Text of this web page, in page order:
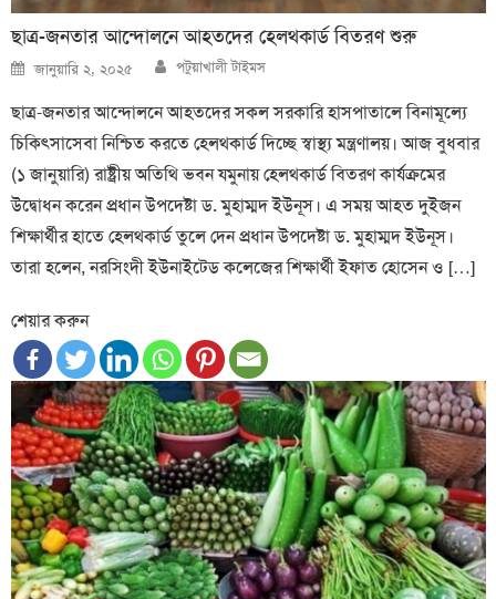
ছাত্র-জনতার আন্দোলনে আহতদের হেলথকার্ড বিতরণ শুরু
Posted
on
জানুয়ারি ২, ২০২৫ Author
পটুয়াখালী টাইমস
ছাত্র-জনতার আন্দোলনে আহতদের সকল সরকারি হাসপাতালে বিনামূল্যে
চিকিৎসাসেবা নিশ্চিত করতে হেলথকার্ড দিচ্ছে স্বাস্থ্য মন্ত্রণালয়। আজ বুধবার
(১ জানুয়ারি) রাষ্ট্রীয় অতিথি ভবন যমুনায় হেলথকার্ড বিতরণ কার্যক্রমের
উদ্বোধন করেন প্রধান উপদেষ্টা ড. মুহাম্মদ ইউনূস। এ সময় আহত দুইজন
শিক্ষার্থীর হাতে হেলথকার্ড তুলে দেন প্রধান উপদেষ্টা ড. মুহাম্মদ ইউনূস।
তারা হলেন, নরসিংদী ইউনাইটেড কলেজের শিক্ষার্থী ইফাত হোসেন ও […]
শেয়ার করুন